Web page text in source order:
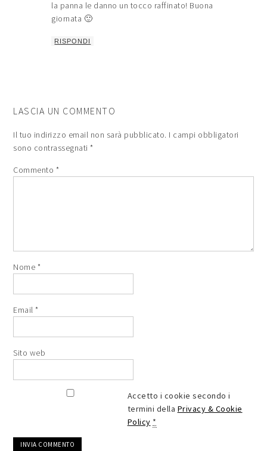
la panna le danno un tocco raffinato! Buona
giornata 🙂
RISPONDI
LASCIA UN COMMENTO
Il tuo indirizzo email non sarà pubblicato. I campi obbligatori
sono contrassegnati*
Commento *
Nome *
Email*
Sito web
Accetto i cookie secondo i
termini della Privacy & Cookie
Policy *